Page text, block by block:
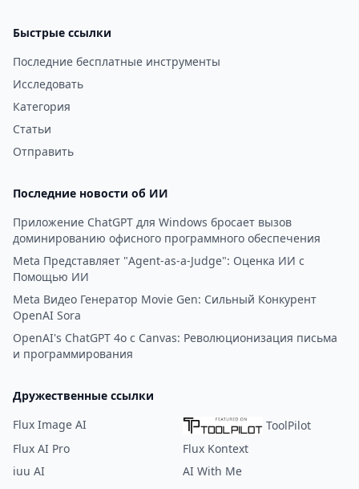
Быстрые ссылки
Последние бесплатные инструменты
Исследовать
Категория
Статьи
Отправить
Последние новости об ИИ
Приложение ChatGPT для Windows бросает вызов
доминированию офисного программного обеспечения
Meta Представляет "Agent-as-a-Judge": Оценка ИИ с
Помощью ИИ
Meta Видео Генератор Movie Gen: Сильный Конкурент
OpenAI Sora
OpenAI's ChatGPT 4o с Canvas: Революционизация письма
и программирования
Дружественные ссылки
Flux Image AI
ToolPilot
Flux AI Pro
Flux Kontext
iuu AI
AI With Me